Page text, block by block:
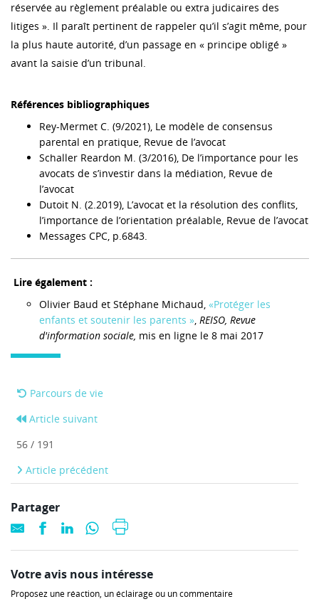
réservée au règlement préalable ou extra judicaires des
litiges ». Il paraît pertinent de rappeler qu’il s’agit même, pour
la plus haute autorité, d’un passage en « principe obligé »
avant la saisie d’un tribunal.
Références bibliographiques
Rey-Mermet C. (9/2021), Le modèle de consensus
parental en pratique, Revue de l’avocat
Schaller Reardon M. (3/2016), De l’importance pour les
avocats de s’investir dans la médiation, Revue de
l’avocat
Dutoit N. (2.2019), L’avocat et la résolution des conflits,
l’importance de l’orientation préalable, Revue de l’avocat
Messages CPC, p.6843.
Lire également :
Olivier Baud et Stéphane Michaud, «Protéger les
enfants et soutenir les parents », REISO, Revue
d'information sociale, mis en ligne le 8 mai 2017
Parcours de vie
Article suivant
56 / 191
Article précédent
Partager
Votre avis nous intéresse
Proposez une réaction, un éclairage ou un commentaire